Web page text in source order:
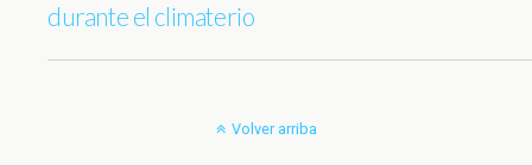
durante el climaterio
Volver arriba